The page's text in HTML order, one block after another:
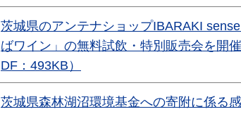
茨城県のアンテナショップIBARAKI sense
ばワイン」の無料試飲・特別販売会を開
DF：493KB）
茨城県森林湖沼環境基金への寄附に係る